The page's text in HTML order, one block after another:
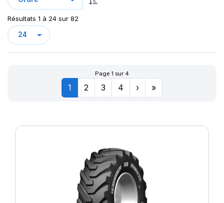
Résultats 1 à 24 sur 82
Page 1 sur 4
1 2 3 4 › »